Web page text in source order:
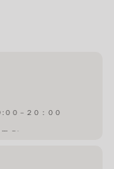
００－２０：００
町6